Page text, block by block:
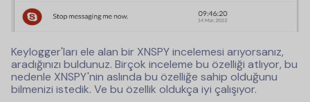
Keylogger'ları ele alan bir XNSPY incelemesi arıyorsanız,
aradığınızı buldunuz. Birçok inceleme bu özelliği atlıyor, bu
nedenle XNSPY'nin aslında bu özelliğe sahip olduğunu
bilmenizi istedik. Ve bu özellik oldukça iyi çalışıyor.